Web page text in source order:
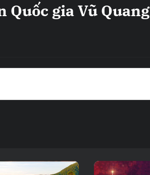
Quốc gia Vũ Quang